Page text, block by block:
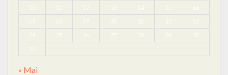
10 11 12 13 14 15 16
17 18 19 20 21 23
24 25 26 27 28 29 30
31
« Mai